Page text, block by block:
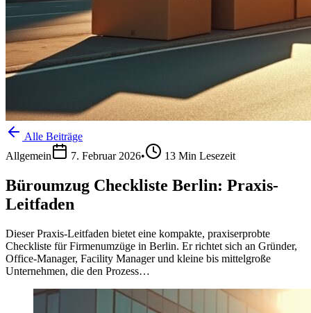
Alle Beiträge
Allgemein
7. Februar 2026• 13 Min Lesezeit
Büroumzug Checkliste Berlin: Praxis-
Leitfaden
Dieser Praxis‑Leitfaden bietet eine kompakte, praxiserprobte
Checkliste für Firmenumzüge in Berlin. Er richtet sich an Gründer,
Office‑Manager, Facility Manager und kleine bis mittelgroße
Unternehmen, die den Prozess…